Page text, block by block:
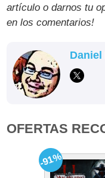
artículo o darnos tu
en los comentarios!
Daniel
OFERTAS
-91%